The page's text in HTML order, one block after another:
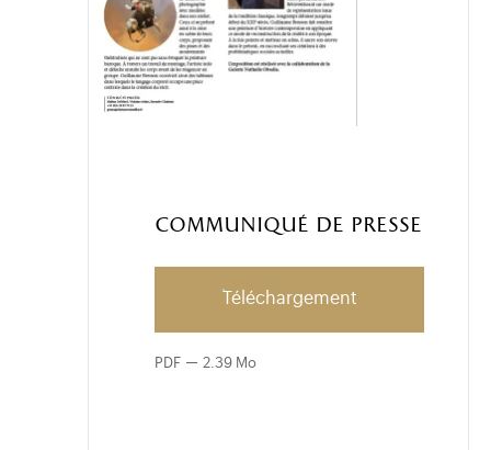
Communiqué de presse
Téléchargement
PDF 2.39 Mo